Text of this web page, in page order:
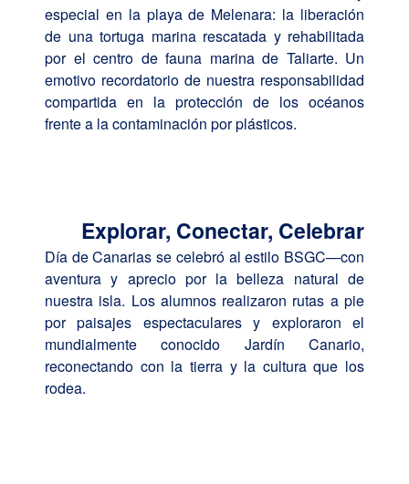
especial en la playa de Melenara: la liberación
de una tortuga marina rescatada y rehabilitada
por el centro de fauna marina de Taliarte. Un
emotivo recordatorio de nuestra responsabilidad
compartida en la protección de los océanos
frente a la contaminación por plásticos.
Explorar, Conectar, Celebrar
Día de Canarias se celebró al estilo BSGC—con
aventura y aprecio por la belleza natural de
nuestra isla. Los alumnos realizaron rutas a pie
por paisajes espectaculares y exploraron el
mundialmente conocido Jardín Canario,
reconectando con la tierra y la cultura que los
rodea.